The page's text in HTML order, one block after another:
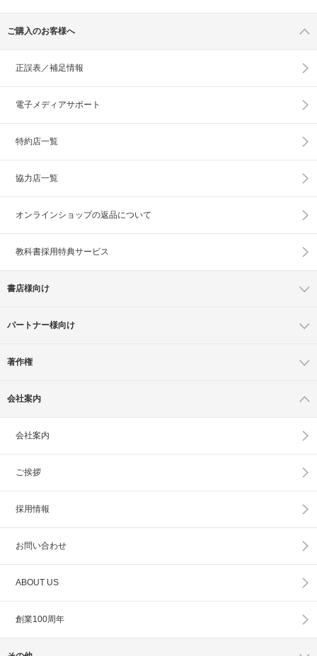
ご購入のお客様へ
正誤表／補足情報
電子メディアサポート
特約店一覧
協力店一覧
オンラインショップの返品について
教科書採用特典サービス
書店様向け
パートナー様向け
著作権
会社案内
会社案内
ご挨拶
採用情報
お問い合わせ
ABOUT US
創業100周年